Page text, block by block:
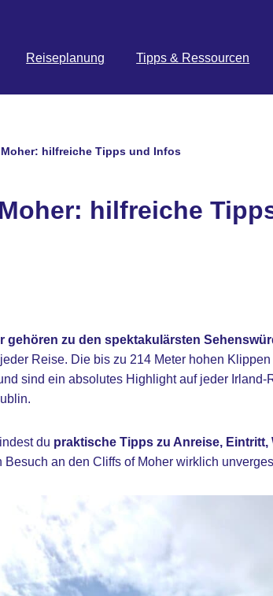
Reiseplanung Tipps & Ressourcen
hilfreiche Tipps und Infos
hilfreiche
gehören zu den spektakulärsten
Reise. Die bis zu 214 Meter hohen
sind ein absolutes Highlight auf jeder
du praktische Tipps zu Anreise,
Besuch an den Cliffs of Moher wirklich